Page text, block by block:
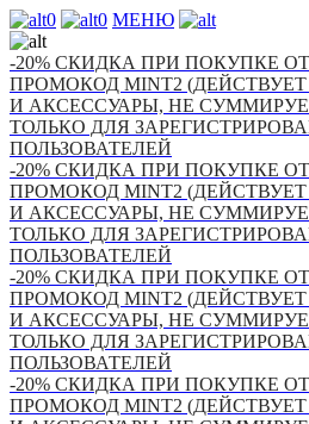
0 0 МЕНЮ
-20% СКИДКА ПРИ ПОКУПКЕ
ПРОМОКОД MINT2
И АКСЕССУАРЫ, НЕ
ТОЛЬКО ДЛЯ
ПОЛЬЗОВАТЕЛЕЙ
-20% СКИДКА ПРИ ПОКУПКЕ
ПРОМОКОД MINT2
И АКСЕССУАРЫ, НЕ
ТОЛЬКО ДЛЯ
ПОЛЬЗОВАТЕЛЕЙ
-20% СКИДКА ПРИ ПОКУПКЕ
ПРОМОКОД MINT2
И АКСЕССУАРЫ, НЕ
ТОЛЬКО ДЛЯ
ПОЛЬЗОВАТЕЛЕЙ
-20% СКИДКА ПРИ ПОКУПКЕ
ПРОМОКОД MINT2